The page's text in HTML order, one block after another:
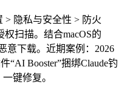
> 隐私与安全性 > 防火
权扫描。结合macOS的
意下载。近期案例：2026
“AI Booster”捆绑Claude钓
键修复。